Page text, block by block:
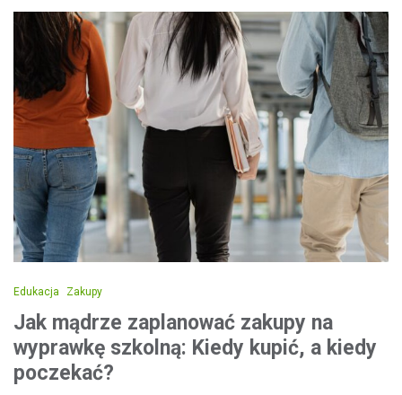
Edukacja Zakupy
Jak mądrze zaplanować zakupy na
wyprawkę szkolną: Kiedy kupić, a kiedy
poczekać?